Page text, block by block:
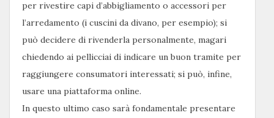
per rivestire capi d’abbigliamento o accessori per
l’arredamento (i cuscini da divano, per esempio); si
può decidere di rivenderla personalmente, magari
chiedendo ai pellicciai di indicare un buon tramite per
raggiungere consumatori interessati; si può, infine,
usare una piattaforma online.
In questo ultimo caso sarà fondamentale presentare